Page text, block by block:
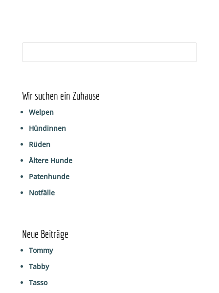
Wir suchen ein Zuhause
Welpen
Hündinnen
Rüden
Ältere Hunde
Patenhunde
Notfälle
Neue Beiträge
Tommy
Tabby
Tasso